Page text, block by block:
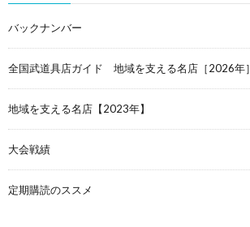
バックナンバー
全国武道具店ガイド 地域を支える名店［2026年］
地域を支える名店【2023年】
大会戦績
定期購読のススメ